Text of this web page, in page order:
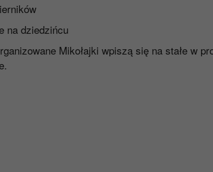
na dziedzińcu
Mikołajki wpiszą się na stałe w